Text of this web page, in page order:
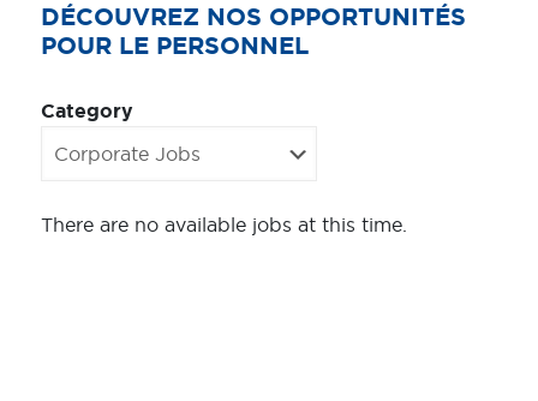
DÉCOUVREZ NOS OPPORTUNITÉS
POUR LE PERSONNEL
Category
There are no available jobs at this time.